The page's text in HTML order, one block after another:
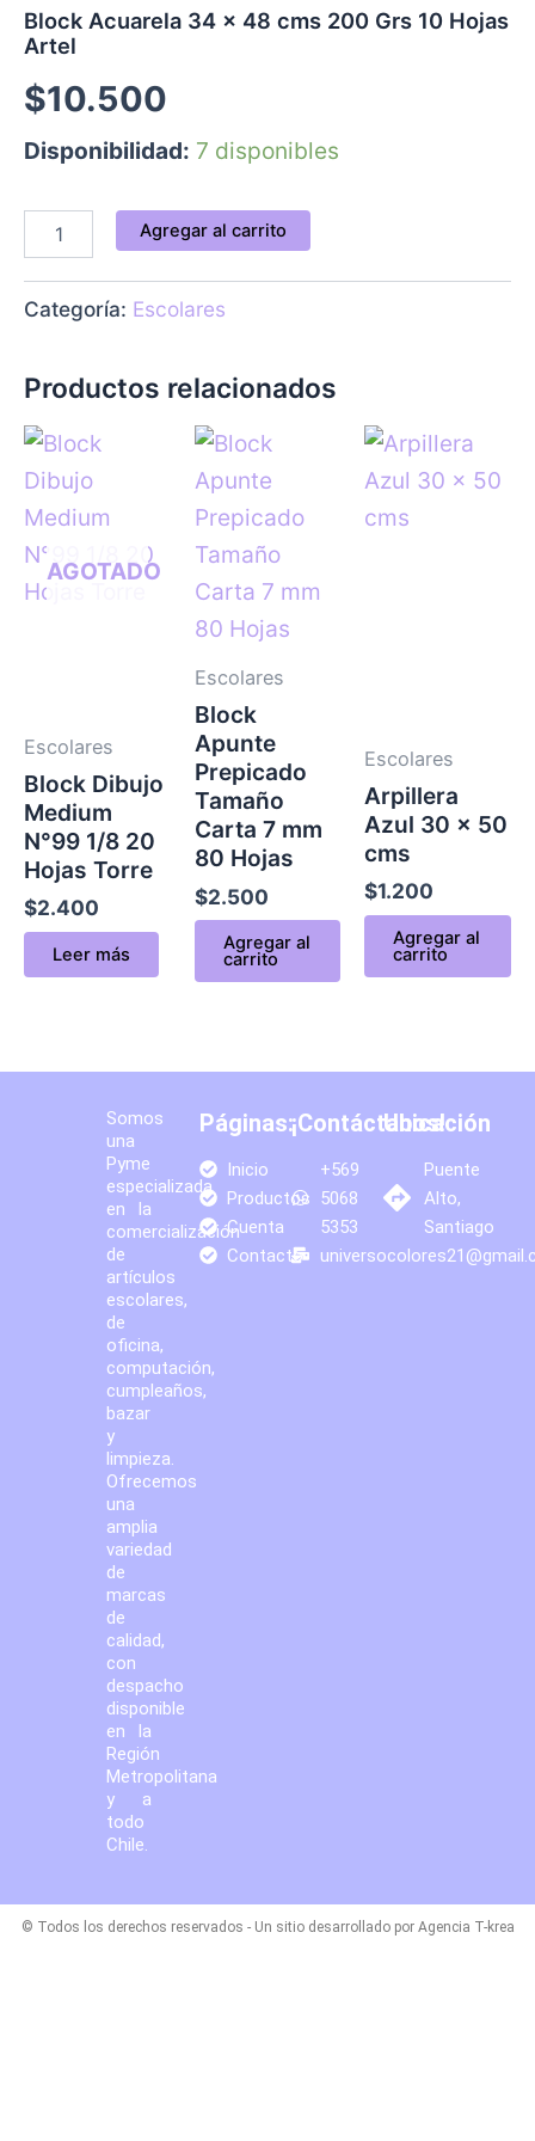
Block Acuarela 34 x 48 cms 200 Grs 10 Hojas
Artel
$10.500
Disponibilidad: 7 disponibles
cantidad
Agregar al carrito
Categoría: Escolares
Productos relacionados
AGOTADO
Escolares
Block Dibujo
Medium
N°99 1/8 20
Hojas Torre
$2.400
Leer más
Escolares
Block
Apunte
Prepicado
Tamaño
Carta 7 mm
80 Hojas
$2.500
Agregar al
carrito
Escolares
Arpillera
Azul 30 x 50
cms
$1.200
Agregar al
carrito
Somos
una
Pyme
especializada
en la
comercialización
de
artículos
escolares,
de
oficina,
computación,
cumpleaños,
bazar
y
limpieza.
Ofrecemos
una
amplia
variedad
de
marcas
de
calidad,
con
despacho
disponible
en la
Región
Metropolitana
y a
todo
Chile.
Páginas:
Inicio
Productos
Cuenta
Contacto
¡Contáctanos!
+569
5068
5353
Ubicación
Puente
Alto,
Santiago
© Todos los derechos reservados - Un sitio desarrollado por Agencia T-krea